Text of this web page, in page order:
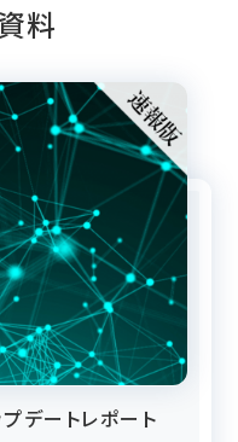
料
デートレポート